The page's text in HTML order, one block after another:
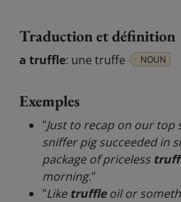
Traduction et définition
a truffle: une truffe NOUN
Exemples
"Just to recap on our top
sniffer pig succeeded in
package of priceless
morning."
"Like truffleoil or